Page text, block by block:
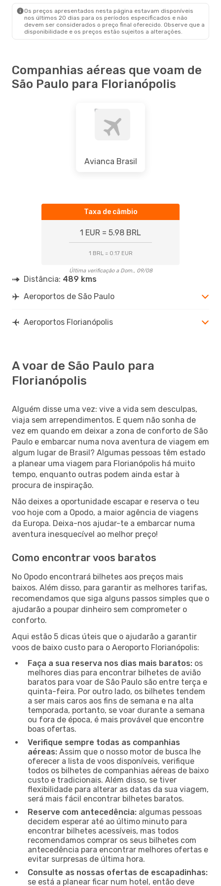
Os preços apresentados nesta página estavam disponíveis
nos últimos 20 dias para os períodos especificados e não
devem ser considerados o preço final oferecido. Observe que a
disponibilidade e os preços estão sujeitos a alterações.
Companhias aéreas que voam de
São Paulo para Florianópolis
Avianca Brasil
Taxa de câmbio
1 EUR = 5.98 BRL
1 BRL = 0.17 EUR
Última verificação a Dom., 09/08
Distância: 489 kms
Aeroportos de São Paulo
Aeroportos Florianópolis
A voar de São Paulo para
Florianópolis
Alguém disse uma vez: vive a vida sem desculpas,
viaja sem arrependimentos. E quem não sonha de
vez em quando em deixar a zona de conforto de São
Paulo e embarcar numa nova aventura de viagem em
algum lugar de Brasil? Algumas pessoas têm estado
a planear uma viagem para Florianópolis há muito
tempo, enquanto outras podem ainda estar à
procura de inspiração.
Não deixes a oportunidade escapar e reserva o teu
voo hoje com a Opodo, a maior agência de viagens
da Europa. Deixa-nos ajudar-te a embarcar numa
aventura inesquecível ao melhor preço!
Como encontrar voos baratos
No Opodo encontrará bilhetes aos preços mais
baixos. Além disso, para garantir as melhores tarifas,
recomendamos que siga alguns passos simples que o
ajudarão a poupar dinheiro sem comprometer o
conforto.
Aqui estão 5 dicas úteis que o ajudarão a garantir
voos de baixo custo para o Aeroporto Florianópolis:
Faça a sua reserva nos dias mais baratos: os
melhores dias para encontrar bilhetes de avião
baratos para voar de São Paulo são entre terça e
quinta-feira. Por outro lado, os bilhetes tendem
a ser mais caros aos fins de semana e na alta
temporada, portanto, se voar durante a semana
ou fora de época, é mais provável que encontre
boas ofertas.
Verifique sempre todas as companhias
aéreas: Assim que o nosso motor de busca lhe
oferecer a lista de voos disponíveis, verifique
todos os bilhetes de companhias aéreas de baixo
custo e tradicionais. Além disso, se tiver
flexibilidade para alterar as datas da sua viagem,
será mais fácil encontrar bilhetes baratos.
Reserve com antecedência: algumas pessoas
decidem esperar até ao último minuto para
encontrar bilhetes acessíveis, mas todos
recomendamos comprar os seus bilhetes com
antecedência para encontrar melhores ofertas e
evitar surpresas de última hora.
Consulte as nossas ofertas de escapadinhas:
se está a planear ficar num hotel, então deve